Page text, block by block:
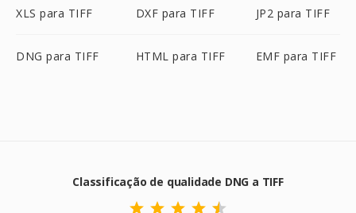
XLS para TIFF DXF para TIFF JP2 para TIFF
DNG para TIFF HTML para TIFF EMF para TIFF
Classificação de qualidade DNG a TIFF